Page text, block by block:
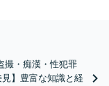
撮・痴漢・性犯罪
】豊富な知識と経